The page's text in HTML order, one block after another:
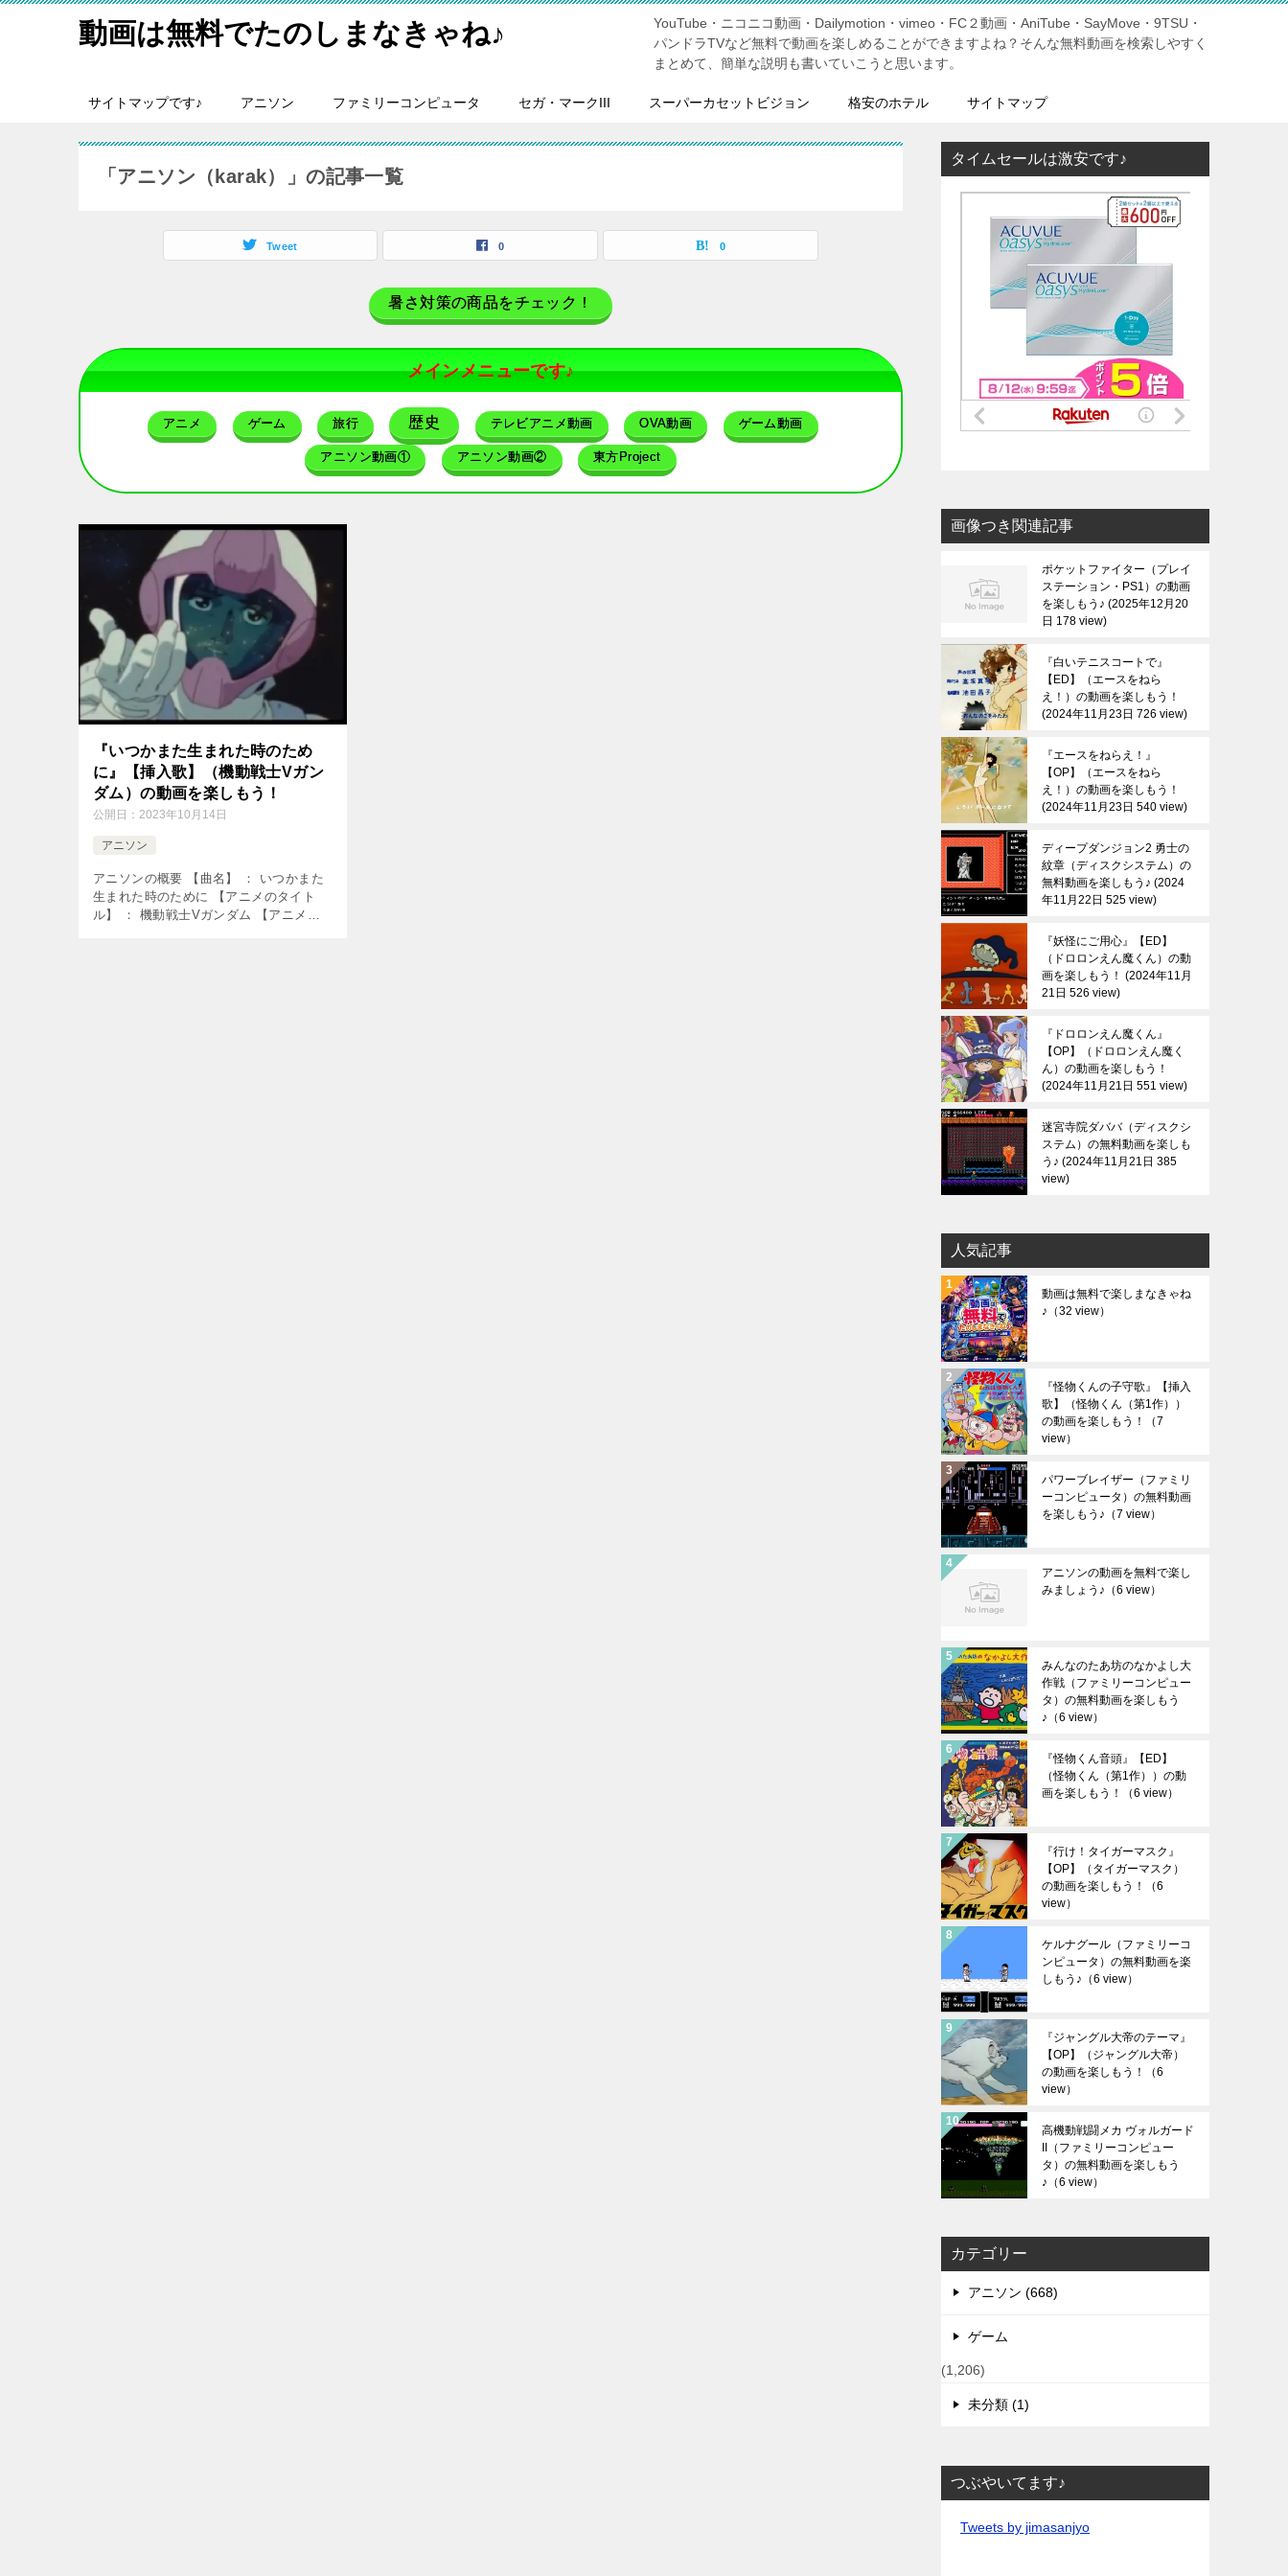
動画は無料でたのしまなきゃね♪
YouTube・ニコニコ動画・Dailymotion・vimeo・FC２動画・AniTube・SayMove・9TSU・
パンドラTVなど無料で動画を楽しめることができますよね？そんな無料動画を検索しやすく
まとめて、簡単な説明も書いていこうと思います。
サイトマップです♪ アニソン ファミリーコンピュータ セガ・マークIII スーパーカセットビジョン 格安のホテル サイトマップ
「アニソン（karak）」の記事一覧
Tweet 0 0
暑さ対策の商品をチェック！
メインメニューです♪
アニメ ゲーム 旅行 歴史 テレビアニメ動画 OVA動画 ゲーム動画
アニソン動画① アニソン動画② 東方Project
『いつかまた生まれた時のため
に』【挿入歌】（機動戦士Vガン
ダム）の動画を楽しもう！
公開日： 2023年10月14日
アニソン
アニソンの概要 【曲名】 ： いつかまた
生まれた時のために 【アニメのタイト
ル】 ： 機動戦士Vガンダム 【アニメの
タイムセールは激安です♪
画像つき関連記事
ポケットファイター（プレイ
ステーション・PS1）の動画
を楽しもう♪ 2025年12月20
日 178 view
『白いテニスコートで』
【ED】（エースをねら
え！）の動画を楽しもう！
2024年11月23日 726 view
『エースをねらえ！』
【OP】（エースをねら
え！）の動画を楽しもう！
2024年11月23日 540 view
ディープダンジョン2 勇士の
紋章（ディスクシステム）の
無料動画を楽しもう♪ 2024
年11月22日 525 view
『妖怪にご用心』【ED】
（ドロロンえん魔くん）の動
画を楽しもう！
2024年11月
21日 526 view
『ドロロンえん魔くん』
【OP】（ドロロンえん魔く
ん）の動画を楽しもう！
2024年11月21日 551 view
迷宮寺院ダババ（ディスクシ
ステム）の無料動画を楽しも
う♪ 2024年11月21日 385
view
人気記事
動画は無料で楽しまなきゃね
♪ （32 view）
『怪物くんの子守歌』【挿入
歌】（怪物くん（第1作））
の動画を楽しもう！
（7
view）
パワーブレイザー（ファミリ
ーコンピュータ）の無料動画
を楽しもう♪ （7 view）
アニソンの動画を無料で楽し
みましょう♪ （6 view）
みんなのたあ坊のなかよし大
作戦（ファミリーコンピュー
タ）の無料動画を楽しもう
♪ （6 view）
『怪物くん音頭』【ED】
（怪物くん（第1作））の動
画を楽しもう！
（6 view）
『行け！タイガーマスク』
【OP】（タイガーマスク）
の動画を楽しもう！
（6
view）
ケルナグール（ファミリーコ
ンピュータ）の無料動画を楽
しもう♪ （6 view）
『ジャングル大帝のテーマ』
【OP】（ジャングル大帝）
の動画を楽しもう！
（6
view）
高機動戦闘メカ ヴォルガード
II（ファミリーコンピュー
タ）の無料動画を楽しもう
♪ （6 view）
カテゴリー
アニソン (668)
ゲーム
(1,206)
未分類 (1)
つぶやいてます♪
Tweets by jimasanjyo